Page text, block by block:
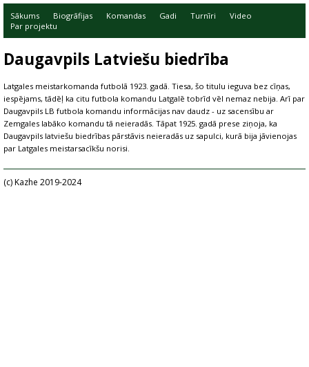
Sākums Biogrāfijas Komandas Gadi Turnīri
Video
Par projektu
Daugavpils Latviešu biedrība
Latgales meistarkomanda futbolā 1923. gadā. Tiesa, šo titulu ieguva bez cīņas,
iespējams, tādēļ ka citu futbola komandu Latgalē tobrīd vēl nemaz nebija. Arī par
Daugavpils LB futbola komandu informācijas nav daudz - uz sacensību ar
Zemgales labāko komandu tā neieradās. Tāpat 1925. gadā prese ziņoja, ka
Daugavpils latviešu biedrības pārstāvis neieradās uz sapulci, kurā bija jāvienojas
par Latgales meistarsacīkšu norisi.
(c) Kazhe 2019-2024